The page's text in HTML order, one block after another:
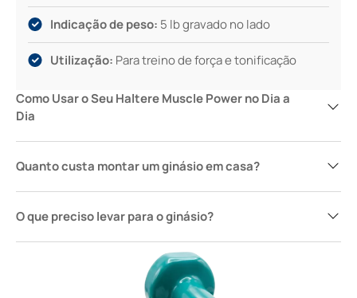
Indicação de peso: 5 lb gravado no lado
Utilização: Para treino de força e tonificação
Como Usar o Seu Haltere Muscle Power no Dia a
Dia
Quanto custa montar um ginásio em casa?
O que preciso levar para o ginásio?